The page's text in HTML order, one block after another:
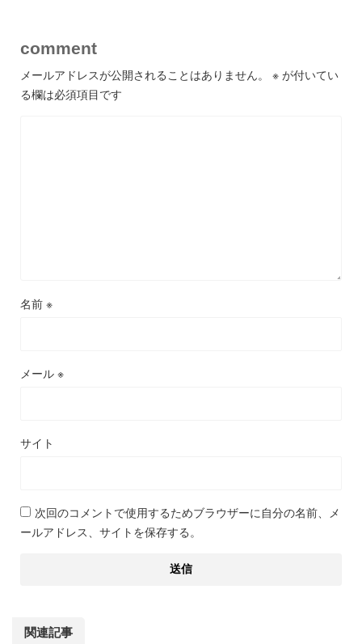
comment
メールアドレスが公開されることはありません。 ※ が付いてい
る欄は必須項目です
名前 ※
メール ※
サイト
次回のコメントで使用するためブラウザーに自分の名前、メ
ールアドレス、サイトを保存する。
関連記事